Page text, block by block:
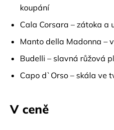
koupání
Cala Corsara – zátoka a
Manto della Madonna –
Budelli – slavná růžová
Capo d`Orso – skála ve
V ceně